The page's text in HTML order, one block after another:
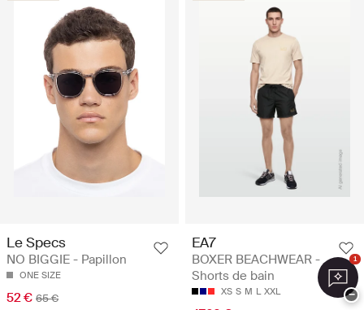
Le Specs
NO BIGGIE - Papillon
ONE SIZE
52 € 65 €
EA7
BOXER BEACHWEAR -
Shorts de bain
XS S M L XXL
1
−